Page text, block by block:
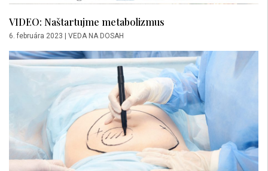
VIDEO: Naštartujme metabolizmus
6. februára 2023 | VEDA NA DOSAH